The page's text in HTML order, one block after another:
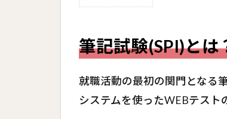
(SPI)
と
は？
2
筆記試験(SPI)とは
就職活動の最初の関門となる
システムを使ったWEBテスト